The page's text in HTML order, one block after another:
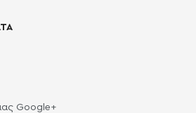
Google+